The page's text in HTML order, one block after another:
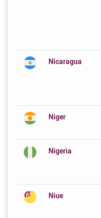
Nicaragua
Niger
Nigeria
Niue